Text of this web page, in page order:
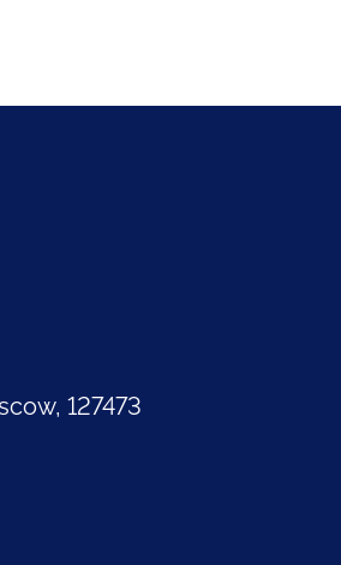
127473